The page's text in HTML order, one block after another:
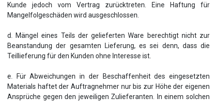
Kunde jedoch vom Vertrag zurücktreten. Eine Haftung für
Mangelfolgeschäden wird ausgeschlossen.
d. Mängel eines Teils der gelieferten Ware berechtigt nicht zur
Beanstandung der gesamten Lieferung, es sei denn, dass die
Teillieferung für den Kunden ohne Interesse ist.
e. Für Abweichungen in der Beschaffenheit des eingesetzten
Materials haftet der Auftragnehmer nur bis zur Höhe der eigenen
Ansprüche gegen den jeweiligen Zulieferanten. In einem solchen